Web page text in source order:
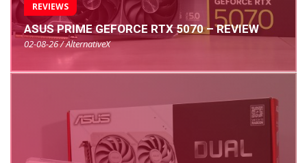
REVIEWS
ASUS PRIME GEFORCE RTX 5070 – REVIEW
02-08-26 / AlternativeX